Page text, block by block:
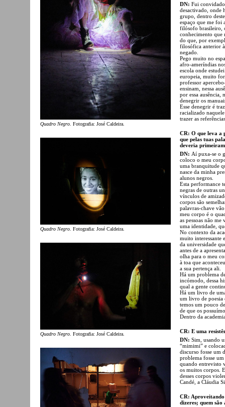
Quadro Negro . Fotografia: José Caldeira.
Quadro Negro . Fotografia: José Caldeira.
Quadro Negro . Fotografia: José Caldeira.
DN: Fui
desactivado, onde
grupo, dentro
espaço que me
filósofo brasileiro,
conhecimento que
do que, por
filosófica anterior
negado.
Pego muito no
afro-ameríndias
escola onde
europeia, muito
professor
ensinam, nessa
por essa ausência,
denegrir os
Esse denegrir é
racializado
trazer as
CR: O que leva a
que pelas tuas
deveria
DN: Aí puxa-se o
coloco o meu
uma branquitude
nasce da minha
alunos negros.
Esta performance
negras de outras
vínculos de
corpos são
palavras-chave
meu corpo é o
as pessoas não
uma identidade,
No contexto da
muito interessante
da universidade
antes de a
olha para o meu
à toa que
a sua pertença ali.
Há um problema
incómodo, dessa
qual a gente
Há um livro de
um livro de poesia
temos um pouco
de que os
Dentro da
CR: E uma
DN: Sim, usando
“mimimi” e
discurso fosse um
problema fosse
quando entrevisto
os muitos corpos.
desses corpos
Candé, a Cláudia
CR: Aproveitando
dizeres; quem são